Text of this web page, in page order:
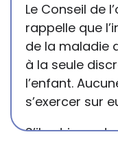
Le Conseil de
rappelle que
de la maladie
à la seule
l’enfant.
s’exercer sur
S’il est